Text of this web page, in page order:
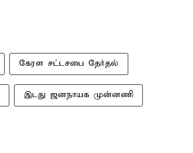
கேரள சட்டசபை தேர்தல்
இடது ஜனநாயக முன்னணி